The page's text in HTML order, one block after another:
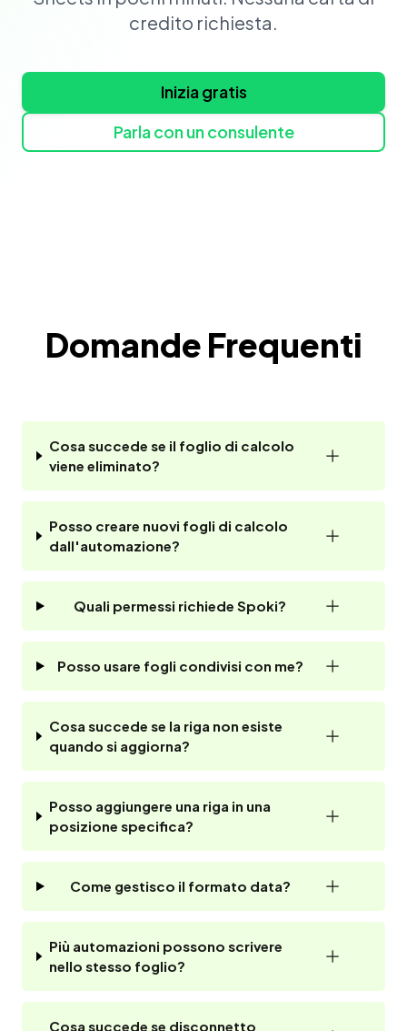
credito richiesta.
Inizia gratis
Parla con un consulente
Domande Frequenti
Cosa succede se il foglio di calcolo
viene eliminato?
Posso creare nuovi fogli di calcolo
dall'automazione?
Quali permessi richiede Spoki?
Posso usare fogli condivisi con me?
Cosa succede se la riga non esiste
quando si aggiorna?
Posso aggiungere una riga in una
posizione specifica?
Come gestisco il formato data?
Più automazioni possono scrivere
nello stesso foglio?
Cosa succede se disconnetto